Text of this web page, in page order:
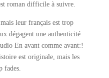
roman difficile à suivre.
leur français est trop
dégagent une authenticité
En avant comme avant:!
est originale, mais les
fades.